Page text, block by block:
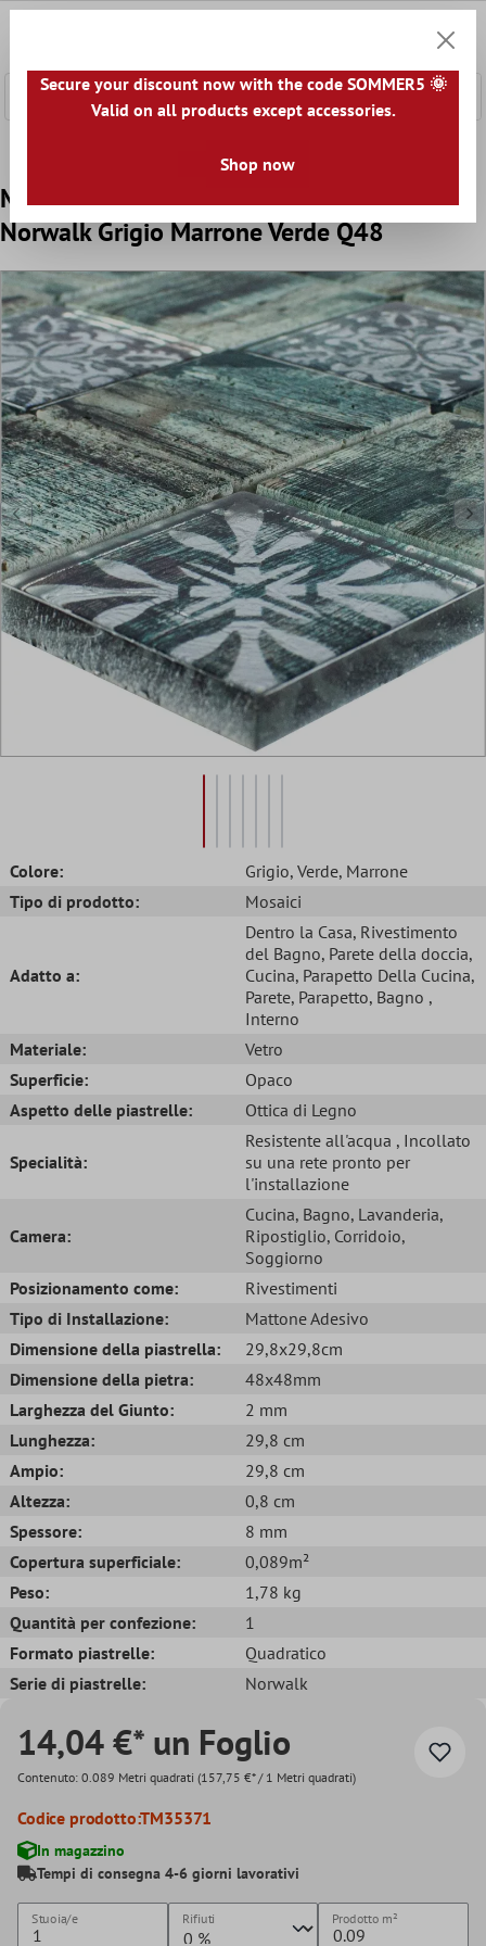
Mosaico Di Vetro Piastrelle Legno Ottica
Norwalk Grigio Marrone Verde Q48
Colore: Grigio, Verde, Marrone
Tipo di prodotto:
Mosaici
Adatto a:
Dentro la Casa, Rivestimento
del Bagno, Parete della doccia,
Cucina, Parapetto Della Cucina,
Parete, Parapetto, Bagno ,
Interno
Materiale:
Vetro
Superficie:
Opaco
Aspetto delle piastrelle:
Ottica di Legno
Specialità:
Resistente all'acqua , Incollato
su una rete pronto per
l'installazione
Camera:
Cucina, Bagno, Lavanderia,
Ripostiglio, Corridoio,
Soggiorno
Posizionamento come:
Rivestimenti
Tipo di Installazione:
Mattone Adesivo
Dimensione della piastrella:
29,8x29,8cm
Dimensione della pietra:
48x48mm
Larghezza del Giunto:
2 mm
Lunghezza:
29,8 cm
Ampio:
29,8 cm
Altezza:
0,8 cm
Spessore:
8 mm
Copertura superficiale:
0,089m²
Peso:
1,78 kg
Quantità per confezione:
1
Formato piastrelle:
Quadratico
Serie di piastrelle:
Norwalk
14,04 €* un Foglio
Contenuto: 0.089 Metri quadrati (157,75 €* / 1 Metri quadrati)
Codice prodotto:TM35371
In magazzino
Tempi di consegna 4-6 giorni lavorativi
Stuoia/e Rifiuti Prodotto m²
Secure your discount now with the code SOMMER5 🌞
Valid on all products except accessories.
Shop now